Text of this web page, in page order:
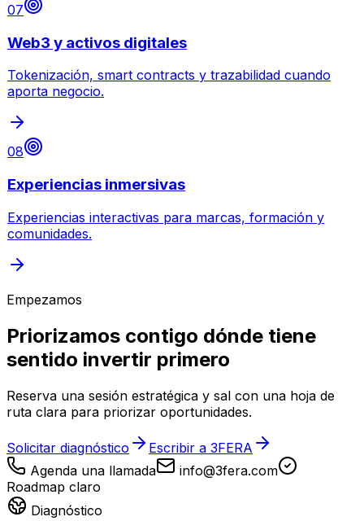
07
Web3 y activos digitales
Tokenización, smart contracts y trazabilidad cuando
aporta negocio.
08
Experiencias inmersivas
Experiencias interactivas para marcas, formación y
comunidades.
Empezamos
Priorizamos contigo dónde tiene
sentido invertir primero
Reserva una sesión estratégica y sal con una hoja de
ruta clara para priorizar oportunidades.
Solicitar diagnóstico
Escribir a 3FERA
Agenda una llamada
info@3fera.com
Roadmap claro
Diagnóstico